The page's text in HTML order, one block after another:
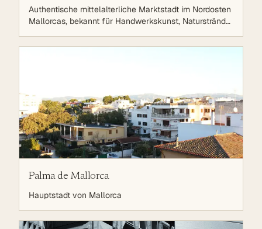
Authentische mittelalterliche Marktstadt im Nordosten
Mallorcas, bekannt für Handwerkskunst, Naturstrände
entfernt, umgeben von Bergen und Llevant Natural
Palma de Mallorca
Hauptstadt von Mallorca